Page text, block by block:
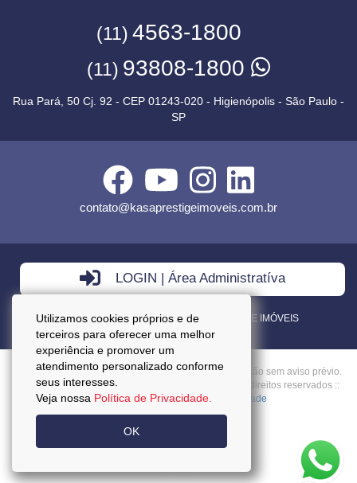
Utilizamos cookies próprios e de
terceiros para oferecer uma melhor
experiência e promover um
atendimento personalizado conforme
seus interesses.
Veja nossa Política de Privacidade.
OK
(11) 4563-1800
(11) 93808-1800
Rua Pará, 50 Cj. 92 - CEP 01243-020 - Higienópolis - São Paulo -
SP
contato@kasaprestigeimoveis.com.br
LOGIN | Área Administratíva
VENDA - LOCAÇÃO - ADMINISTRAÇÃO DE IMÓVEIS
Preços mencionados neste site estão sujeitos a alteração sem aviso prévio.
Copyright © 2026 - Kasa Prestige Imoveis :: Todos os direitos reservados ::
CRECI: J27037 ::Política da Privacidade